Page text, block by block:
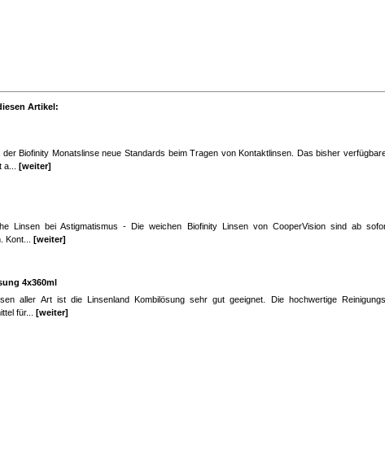
Artikel:
Biofinity Monatslinse neue Standards beim Tragen von Kontaktlinsen. Das bisher
a... [weiter]
Linsen bei Astigmatismus - Die weichen Biofinity Linsen von CooperVision sind ab
Kont... [weiter]
4x360ml
aller Art ist die Linsenland Kombilösung sehr gut geeignet. Die hochwertige
für... [weiter]